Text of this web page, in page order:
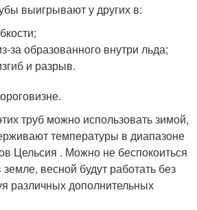
выигрывают у других в:
за образованного внутри льда;
и разрыв.
труб можно использовать зимой,
температуры в диапазоне
Цельсия . Можно не беспокоиться
весной будут работать без
различных дополнительных